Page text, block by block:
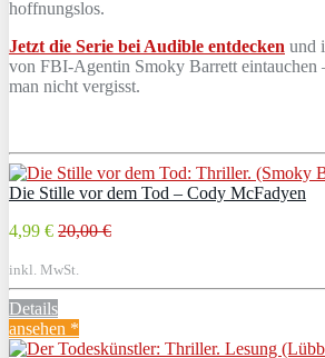
hoffnungslos.
Jetzt die Serie bei Audible entdecken und
von FBI-Agentin Smoky Barrett eintauchen
man nicht vergisst.
Die Stille vor dem Tod – Cody McFadyen
4,99 € 20,00 €
inkl. MwSt.
Details
ansehen *